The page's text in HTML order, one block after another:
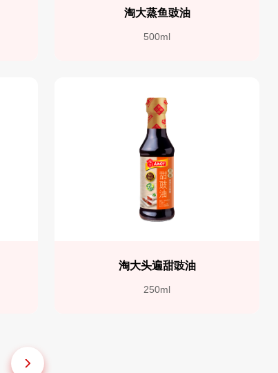
淘大蒸鱼豉油
500ml
淘大头遍甜豉油
250ml